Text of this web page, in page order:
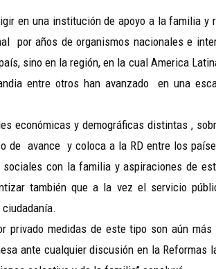
en una institución de apoyo a la familia y
por años de organismos nacionales e
sino en la región, en la cual America
entre otros han avanzado en una
económicas y demográficas distintas ,
de avance y coloca a la RD entre los
sociales con la familia y aspiraciones de
también que a la vez el servicio
privado medidas de este tipo son aún
ante cualquier discusión en la Reformas